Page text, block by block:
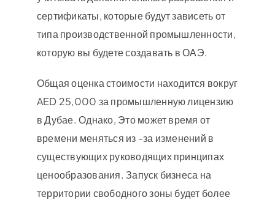
сертификаты, которые будут зависеть от
типа производственной промышленности,
которую вы будете создавать в ОАЭ.
Общая оценка стоимости находится вокруг
AED 25,000 за промышленную лицензию
в Дубае. Однако, Это может время от
времени меняться из -за изменений в
существующих руководящих принципах
ценообразования. Запуск бизнеса на
территории свободного зоны будет более